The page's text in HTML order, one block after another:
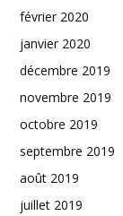
février 2020
janvier 2020
décembre 2019
novembre 2019
octobre 2019
septembre 2019
août 2019
juillet 2019